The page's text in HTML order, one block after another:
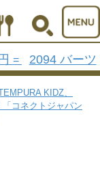
= 2094 バーツ
KIDZ、
コネクトジャパン